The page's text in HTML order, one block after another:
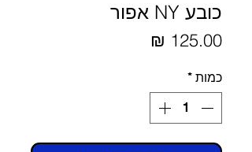
כובע NY אפור
כמות *